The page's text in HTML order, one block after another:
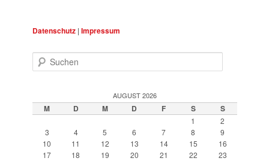
Datenschutz |Impressum
Suchen
AUGUST 2026
M D M D F S S
1
2
3
4 5 6 7 8
9
10
11 12 13 14 15
16
17
18 19 20 21 22
23